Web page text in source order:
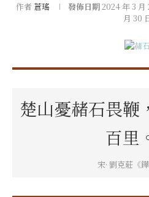
作者 蒼瑤 發佈日期2024 年 3 月
月 30
楚山憂赭石畏鞭
百里
宋· 劉克莊《鏵